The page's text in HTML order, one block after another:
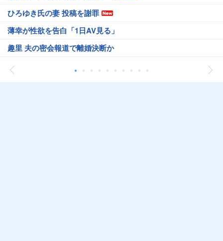
ひろゆき氏の妻 投稿を謝罪
薄幸が性欲を告白「1日AV見る」
趣里 夫の密会報道で離婚決断か